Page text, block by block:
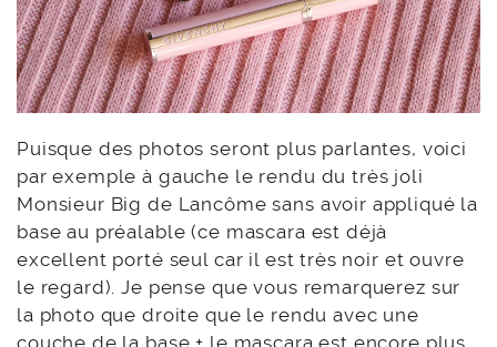
Puisque des photos seront plus parlantes, voici
par exemple à gauche le rendu du très joli
Monsieur Big de Lancôme sans avoir appliqué la
base au préalable (ce mascara est déjà
excellent porté seul car il est très noir et ouvre
le regard). Je pense que vous remarquerez sur
la photo que droite que le rendu avec une